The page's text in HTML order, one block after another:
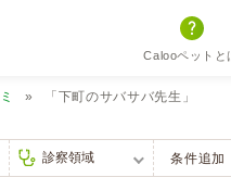
Calooペットと
「下町のサバサバ先生」
条件追加